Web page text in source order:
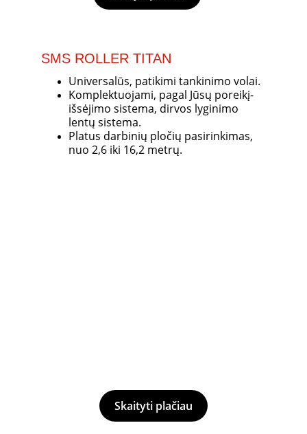
SMS ROLLER TITAN
Universalūs, patikimi tankinimo volai.
Komplektuojami, pagal Jūsų poreikį-
išsėjimo sistema, dirvos lyginimo
lentų sistema.
Platus darbinių pločių pasirinkimas,
nuo 2,6 iki 16,2 metrų.
Skaityti plačiau